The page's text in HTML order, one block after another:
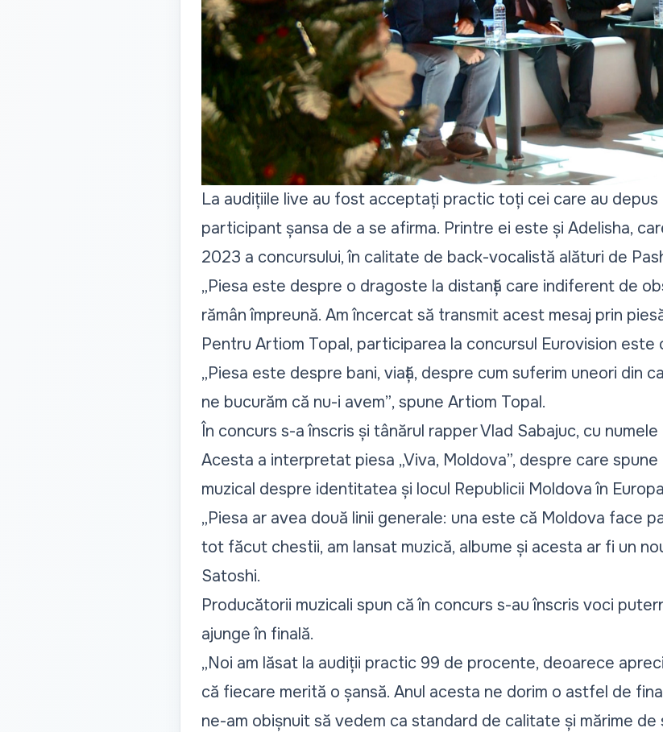
La audițiile live au fost acceptați practic toți cei care au
participant șansa de a se afirma. Printre ei este și Adelisha,
2023 a concursului, în calitate de back-vocalistă alături de
„Piesa este despre o dragoste la distanță care indiferent de
rămân împreună. Am încercat să transmit acest mesaj prin
Pentru Artiom Topal, participarea la concursul Eurovision este
„Piesa este despre bani, viață, despre cum suferim uneori din
ne bucurăm că nu-i avem”, spune Artiom Topal.
În concurs s-a înscris și tânărul rapper Vlad Sabajuc, cu
Acesta a interpretat piesa „Viva, Moldova”, despre care
muzical despre identitatea și locul Republicii Moldova în
„Piesa ar avea două linii generale: una este că Moldova face
tot făcut chestii, am lansat muzică, albume și acesta ar fi un
Satoshi.
Producătorii muzicali spun că în concurs s-au înscris voci
ajunge în finală.
„Noi am lăsat la audiții practic 99 de procente, deoarece
că fiecare merită o șansă. Anul acesta ne dorim o astfel de
ne-am obișnuit să vedem ca standard de calitate și mărime de